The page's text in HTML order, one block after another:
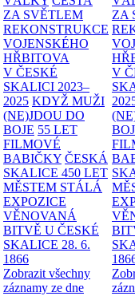
ZA SVĚTLEM
REKONSTRUKCE
VOJENSKÉHO
HŘBITOVA
V ČESKÉ
SKALICI 2023–
2025 KDYŽ MUŽI
(NE)JDOU DO
BOJE 55 LET
FILMOVÉ
BABIČKY ČESKÁ
SKALICE 450 LET
MĚSTEM STÁLÁ
EXPOZICE
VĚNOVANÁ
BITVĚ U ČESKÉ
SKALICE 28. 6.
1866
Zobrazit všechny
záznamy ze dne
ZA
V